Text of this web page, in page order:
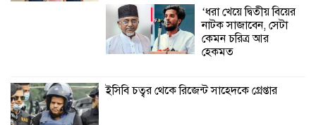
বিনিময় সভা
শ্যামনগরে বনবিভাগ ও সিএমসির সাথে
‘ধরা খেয়ে দ্বিতীয় বিয়ের
নাটক সাজাবেন, সেটা
কেমন চরিত্র আর
হেকমত
ইসিবি চত্বর থেকে রিজেন্ট সাহেদকে গ্রেপ্তার